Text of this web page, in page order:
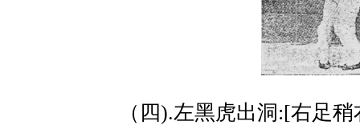
（四).左黑虎出洞:[右足